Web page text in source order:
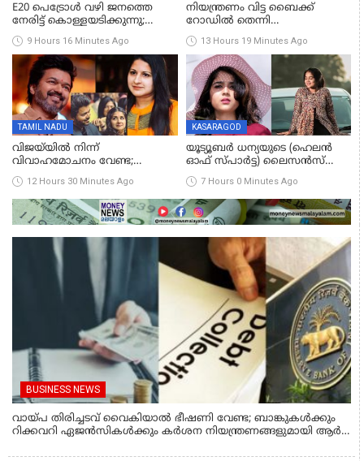
E20 പെട്രോൾ വഴി ജനത്തെ
നേരിട്ട് കൊള്ളയടിക്കുന്നു;
വാഹനങ്ങൾ നശിപ്പിക്കുന്നു,
ജീവിതങ്ങൾ
നശിപ്പിക്കുന്നുവെന്നും രാഹുൽ
ഗാന്ധി
9 Hours 16 Minutes Ago
നിയന്ത്രണം വിട്ട ബൈക്ക്
റോഡിൽ തെന്നി
ബസിനടിയിലേക്ക് മറിഞ്ഞ്
യുവതിക്ക് ദാരുണാന്ത്യം
13 Hours 19 Minutes Ago
TAMIL NADU
വിജയ്‌യിൽ നിന്ന്
വിവാഹമോചനം വേണ്ട;
കോടതിയിൽ നിലപാട്
അറിയിച്ചു, ഹർജി
പിൻവലിക്കുന്നെന്ന് സംഗീത
12 Hours 30 Minutes Ago
KASARAGOD
യൂട്യൂബർ ധന്യയുടെ (ഹെലൻ
ഓഫ് സ്പാർട്ട) ലൈസൻസ്
സസ്‌പെൻഡ് ചെയ്തു
7 Hours 0 Minutes Ago
BUSINESS NEWS
വായ്പ തിരിച്ചടവ് വൈകിയാൽ ഭീഷണി വേണ്ട; ബാങ്കുകൾക്കും
റിക്കവറി ഏജൻസികൾക്കും കർശന നിയന്ത്രണങ്ങളുമായി ആർ
ആകുമോ? ആര്‍ബിഐയുടെ പുതിയ നിര്‍ദേശങ്ങള്‍